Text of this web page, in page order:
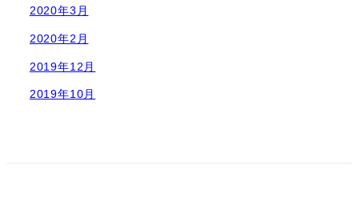
2020年3月
2020年2月
2019年12月
2019年10月